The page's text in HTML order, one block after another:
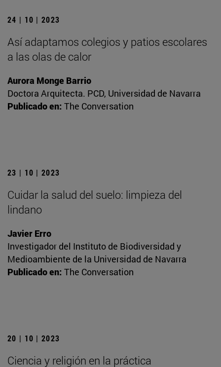
24 | 10 | 2023
Así adaptamos colegios y patios escolares
a las olas de calor
Aurora Monge Barrio
Doctora Arquitecta. PCD, Universidad de Navarra
Publicado en: The Conversation
23 | 10 | 2023
Cuidar la salud del suelo: limpieza del
lindano
Javier Erro
Investigador del Instituto de Biodiversidad y
Medioambiente de la Universidad de Navarra
Publicado en: The Conversation
20 | 10 | 2023
Ciencia y religión en la práctica